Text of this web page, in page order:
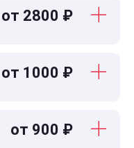
от 2800 ₽
от 1000 ₽
от 900 ₽